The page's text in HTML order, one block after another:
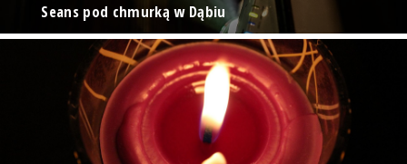
Seans pod chmurką w Dąbiu